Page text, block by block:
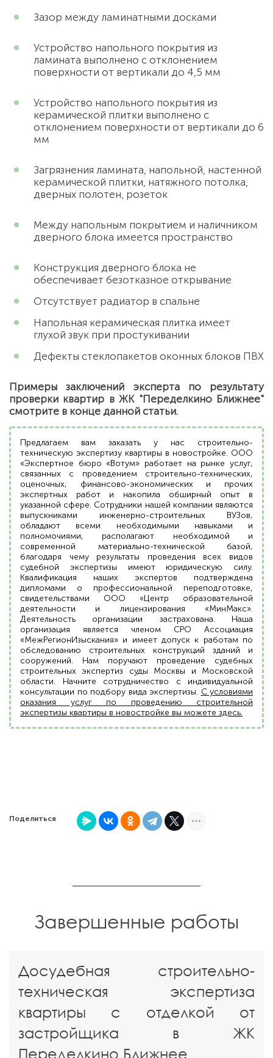
Зазор между ламинатными досками
Устройство напольного покрытия из
ламината выполнено с отклонением
поверхности от вертикали до 4,5 мм
Устройство напольного покрытия из
керамической плитки выполнено с
отклонением поверхности от вертикали до 6
мм
Загрязнения ламината, напольной, настенной
керамической плитки, натяжного потолка,
дверных полотен, розеток
Между напольным покрытием и наличником
дверного блока имеется пространство
Конструкция дверного блока не
обеспечивает безотказное открывание
Отсутствует радиатор в спальне
Напольная керамическая плитка имеет
глухой звук при простукивании
Дефекты стеклопакетов оконных блоков ПВХ
Примеры заключений эксперта по результату
проверки квартир в ЖК "Переделкино Ближнее"
смотрите в конце данной статьи.
Предлагаем вам заказать у нас строительно-
техническую экспертизу квартиры в новостройке. ООО
«Экспертное бюро «Вотум» работает на рынке услуг,
связанных с проведением строительно-технических,
оценочных, финансово-экономических и прочих
экспертных работ и накопила обширный опыт в
указанной сфере. Сотрудники нашей компании являются
выпускниками инженерно-строительных ВУЗов,
обладают всеми необходимыми навыками и
полномочиями, располагают необходимой и
современной материально-технической базой,
благодаря чему результаты проведения всех видов
судебной экспертизы имеют юридическую силу.
Квалификация наших экспертов подтверждена
дипломами о профессиональной переподготовке,
свидетельствами ООО «Центр образовательной
деятельности и лицензирования «МинМакс».
Деятельность организации застрахована. Наша
организация является членом СРО Ассоциация
«МежРегионИзыскания» и имеет допуск к работам по
обследованию строительных конструкций зданий и
сооружений. Нам поручают проведение судебных
строительных экспертиз суды Москвы и Московской
области. Начните сотрудничество с индивидуальной
консультации по подбору вида экспертизы. С условиями
оказания услуг по проведению строительной
экспертизы квартиры в новостройке вы можете здесь.
Поделиться
Завершенные работы
Досудебная строительно-
техническая экспертиза
квартиры с отделкой от
застройщика в ЖК
Переделкино Ближнее